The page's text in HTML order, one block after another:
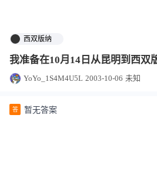
西双版纳
我准备在10月14日从昆明到西双
YoYo_1S4M4U5L 2003-10-06 未知
答 暂无答案